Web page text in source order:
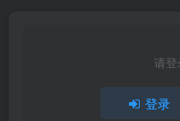
请
登录